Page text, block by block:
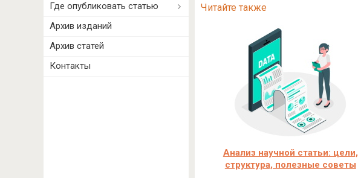
Читайте также
Анализ научной статьи: цели,
структура, полезные советы
Где опубликовать статью
Архив изданий
Архив статей
Контакты